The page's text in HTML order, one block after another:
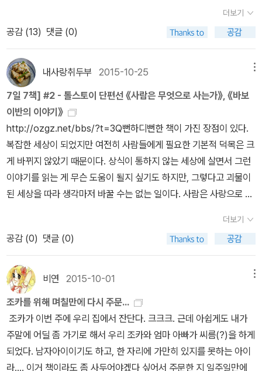
읽을 수 있다. 그럼에도 불구하고 이야기가 이야기로 읽히는 것은 톨
이야기의 구조와 내용이 보편적인 인간에게 필요한 내용이기 때문이
다.​내용이 어렵지 않고 읽히는 맛이 있다. 종교적 색채가 드러나지만
과하지는 않다. 톨스토이의 대작이 겁난다면 이 동화집으로 친해져
보는 것도 좋겠다.
을 받으러 다닌다.생활고는 그에게 구두를 맞춘 농부들에게도 다르지
않아서, 가는 곳마다 구두값은 받지도 못하고 문전박대를 당한다. 반
을 받아 술을 진땅 마시고 수선할 털신 한켤레를 덜렁덜렁 들고 돌아
오다가 혹독한 추위에 발가벗은채 웅크리고 앉은 한 청년을 발견한
다. 그냥갈까 도와줄까 고민하던 구두수선공은 외면하던 발길을 돌려
자신의 헤진 외투를 벗어 입히고 신발을 신겨 집으로 돌아온다. 당장
가족의 끼니인 빵조차 부족해 걱정을 하던 마트료냐는 새 외투를 만
들 가죽은 커녕 헤진 외투까지 남에게 주고, 군입까지 달고 거나하게
취해 들어온 남편에게 잔뜩 화가나서 소리를 질러댄다. 그칠줄 모르
던 잔소리는 청년의 해맑은 얼굴을 보고는 측은지심이 들었는지 잦아
들고, 이어서 가족이 먹을 빵과 차를 나누어주고 집에 머물게 한
정체는 무엇일까. 구두수선공도, 그의 아내도 사정을 물어보지만 자
세한 것은 말할 수 없고, 하느님의 벌을 받았다고 말할 뿐이다. 이름은
미하일이다. 찢어지게 가난한 구두 수선공의 집에 묵으며 구두 수선
일을 배워 돕기 시작하는데, 구두 만드는 솜씨가 빼어나 가게는 날로
번창하고 멀리서까지 믿고 맡기려고 이 곳을 찾아오는지라, 살림은
나날이 한 거만한 신사가 독일산 고급 가죽을 들고 나타나, 1년이 지
나도 헤어지지 않도록 부츠를 지어달라고, 그렇지 않으면 고소미를
시전하여 감옥에 넣을 것이라 협박하며 돌아간다. 세몬은 자칫 낭패
를 당할 수 있을 것 같아, 눈썰미도 정확하고 빠른 미하일에게 일을 시
공 분야이다.한편 체호프의 문학적 스승이랄 수 있는 톨스토이의 질
문은 이런 것이다. “어떻게 살아야 하는가?” “어떻게 사는 것이 올바
른 삶인가?” 생각해보면 체호프의 “대체 왜 살지(Why live)?”라는
질문의 이면에는 “어떻게 살아야 하는가(How live)?” 라는 톨스토
이의 질문이 자리하고 있다. “대체 왜 살지?”란 질문은 올바른 삶, 가
치 있는 삶을 추구하는 태도에서 비롯되기 때문이다. 어쨌든 저 질문
을 출발점 삼아 톨스토이는 오늘날 ‘자아’라고 불리는 복잡하고도 거
대한 내적 우주를 구축했고 거기에 ‘성찰’이라는 벡터를 부여했다. 멈
추지 않는 자아 성찰이 톨스토이의 작품 세계의 원동력이자 윤리라
면, 체호프는 타자와의 관계 성찰이라는 새로운 벡터, 새로운 윤리를
부여한다. 내가 세상의 중심이 아니라는 깨달음, 세상에는 나와 완전
히 다른 인간형이 숱하게 존재한다는 인식이 체호프 작품에는 들어
있다. 이는 우리 은하계가 우주의 전부가 아니며, 지구인이 우주의 유
일한 지적 생명체가 아니라는 얘기와도 같을 것이다. 내 인생을 어떻
요하지만, 이렇게 되면 부지불식간에 “(저들은) 대체 왜 살지?”라는
질문이 떠올라 마치 블랙홀처럼 마음 한 공간에 자리하게 된다. 이것
은 좀처럼 인식도 탐지도 잘 안 되는 것이지만 일단 자리하게 되면 어
마어마한 중력으로 주변의 모든 것을 끌어들이고 공간을 왜곡시킨다.
체호프는 바로 이 블랙홀을 탐지하고자 했다. 아무런 생각이 없어 보
이는 사람, 자신을 성찰할 줄 모르는 사람, 가치 있는 삶이 무엇인지
고민조차 하지 않는 사람, 역사의식이나 공동체의식이 없는 사람, 악
더보기
공감 (13) 댓글 (0)
내사랑취두부 2015-10-25
7일 7책] #2 - 톨스토이 단편선 《사람은 무엇으로 사는가》, 《바보
이반의 이야기》
http://ozgz.net/bbs/?t=3Q뻔하디뻔한 책이 가진 장점이 있다.
복잡한 세상이 되었지만 여전히 사람들에게 필요한 기본적 덕목은 크
게 바뀌지 않았기 때문이다. 상식이 통하지 않는 세상에 살면서 그런
이야기를 읽는 게 무슨 도움이 될지 싶기도 하지만, 그렇다고 괴물이
된 세상을 따라 생각마저 바꿀 수는 없는 일이다. 사람은 사랑으로 살
곧 죄라느니 하는 이야기는 그래도 반은 맞는 이야기이다. 그렇게 착
하게만 살아서 무엇하느냐는 질문에 대답을 찾기 힘들어도. 몇 달 전
에 창비에서 '재미있다! 세계명작' 시리즈로 재출간되어 나왔다. '톨스
토이 동화집'이라는 표지의 글이 눈에 거슬리지만 친절함에 대한 과
도한 강조라고 생각하며 넘겼다. 중간에 들어간 삽화도 나름 보는 재
미를 더했다. 그러나 함께 이 책을 읽은 '연필과 책갈피' 친구들은 원
성이 높았다. 재미없다며 불평이 가득했다. 이미 읽어본 이야기인 데
다, 뻔한 교훈이라 아무런 재미를 느끼지 못했단다. 게다가 강하게 드
러난 기독교적 색채도 반감을 낳는 이유 가운데 하나가 되었다. 어떤
더보기
공감 (0) 댓글 (0)
비연 2015-10-01
조카를 위해 며칠만에 다시 주문...
조카가 이번 주에 우리 집에서 잔단다. 크크크. 근데 아쉽게도 내가
주말에 어딜 좀 가기로 해서 우리 조카와 엄마 아빠가 씨름(?)을 하게
되었다. 남자아이이기도 하고, 한 자리에 가만히 있지를 못하는 아이
라.... 이거 책이라도 좀 사두어야겠다 싶어서 주문한 지 일주일만에